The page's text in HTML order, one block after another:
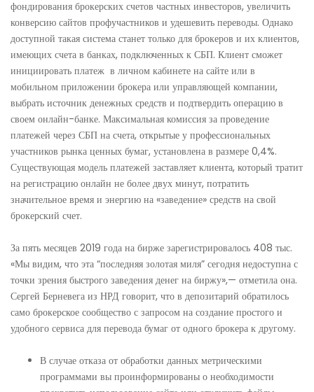
фондирования брокерских счетов частных инвесторов, увеличить
конверсию сайтов профучастников и удешевить переводы. Однако
доступной такая система станет только для брокеров и их клиентов,
имеющих счета в банках, подключенных к СБП. Клиент сможет
инициировать платеж в личном кабинете на сайте или в
мобильном приложении брокера или управляющей компании,
выбрать источник денежных средств и подтвердить операцию в
своем онлайн-банке. Максимальная комиссия за проведение
платежей через СБП на счета, открытые у профессиональных
участников рынка ценных бумаг, установлена в размере 0,4%.
Существующая модель платежей заставляет клиента, который тратит
на регистрацию онлайн не более двух минут, потратить
значительное время и энергию на «заведение» средств на свой
брокерский счет.
За пять месяцев 2019 года на бирже зарегистрировалось 408 тыс.
«Мы видим, что эта “последняя золотая миля” сегодня недоступна с
точки зрения быстрого заведения денег на биржу»,— отметила она.
Сергей Берневега из НРД говорит, что в депозитарий обратилось
само брокерское сообщество с запросом на создание простого и
удобного сервиса для перевода бумаг от одного брокера к другому.
В случае отказа от обработки данных метрическими
программами вы проинформированы о необходимости